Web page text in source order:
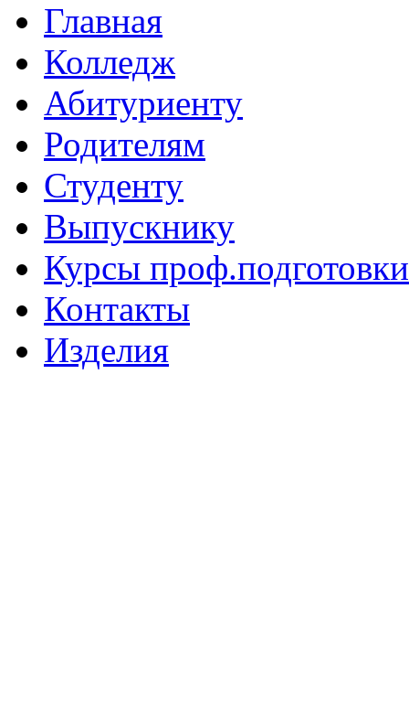
Главная
Колледж
Абитуриенту
Родителям
Студенту
Выпускнику
Курсы проф.подготовки
Контакты
Изделия